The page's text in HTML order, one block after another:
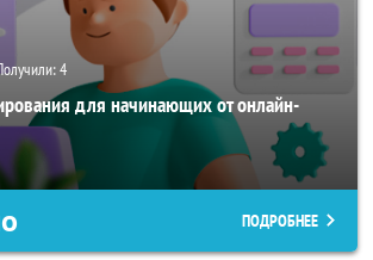
4
для начинающих от онлайн-
ПОДРОБНЕЕ